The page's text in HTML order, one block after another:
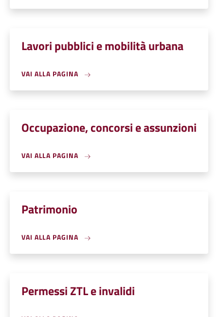
Lavori pubblici e mobilità urbana
VAI ALLA PAGINA
Occupazione, concorsi e assunzioni
VAI ALLA PAGINA
Patrimonio
VAI ALLA PAGINA
Permessi ZTL e invalidi